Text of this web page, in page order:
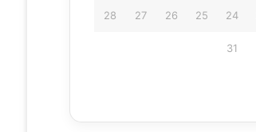
24
25
26
27
28
31